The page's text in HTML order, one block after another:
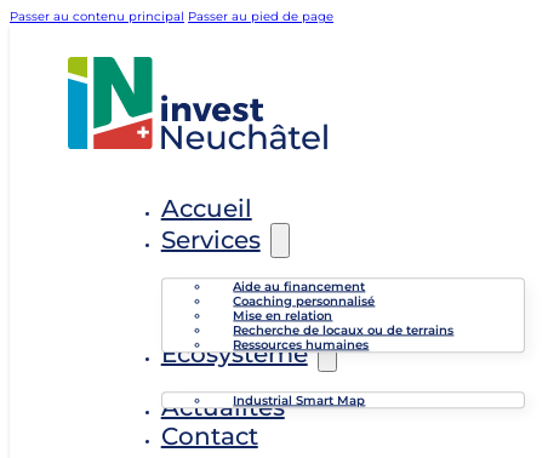
Passer au contenu principal Passer au pied de page
Accueil
Services
Aide au financement
Coaching personnalisé
Mise en relation
Recherche de locaux ou de terrains
Ressources humaines
Écosystème
Industrial Smart Map
Actualités
Contact